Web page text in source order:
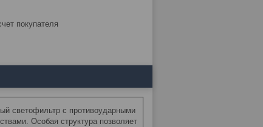
покупателя
светофильтр с противоударными
Особая структура позволяет